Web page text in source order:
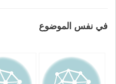
في نفس الموضوع